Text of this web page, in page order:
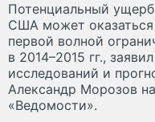
Потенциальный
США может оказаться
первой волной
в 2014–2015 гг.,
исследований и
Александр Морозов
«Ведомости».